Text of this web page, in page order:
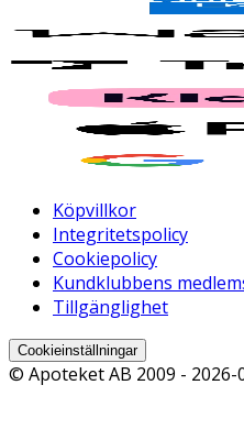
Köpvillkor
Integritetspolicy
Cookiepolicy
Kundklubbens
Tillgänglighet
Cookieinställningar
© Apoteket AB 2009 - 2026-